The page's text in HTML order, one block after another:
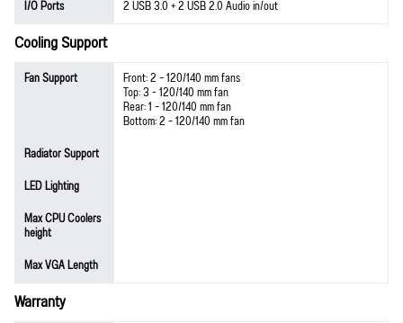
I/O Ports
2 USB 3.0 + 2 USB 2.0 Audio in/out
Cooling Support
Fan Support Front: 2 – 120/140 mm fans
Top: 3 - 120/140 mm fan
Rear: 1 – 120/140 mm fan
Bottom: 2 – 120/140 mm fan
Radiator Support
LED Lighting
Max CPU Coolers
height
Max VGA Length
Warranty